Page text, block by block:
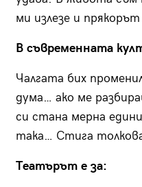
ми излезе и
В съвременната
Чалгата бих
дума… ако ме
си стана мерна
така… Стига
Театърът е за: